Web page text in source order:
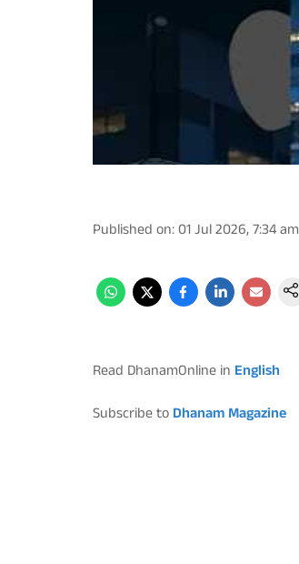
Published on: 01 Jul 2026, 7:34 am
Read DhanamOnline in English
Subscribe to Dhanam Magazine